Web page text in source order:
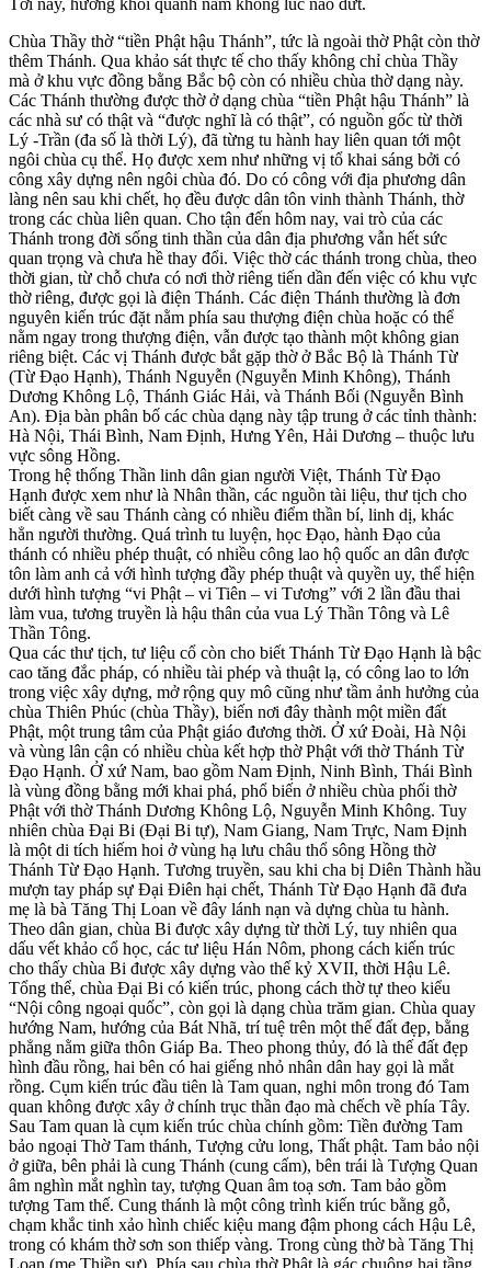
Chùa Thầy thờ “tiền Phật hậu Thánh”, tức là ngoài thờ Phật còn thờ
thêm Thánh. Qua khảo sát thực tế cho thấy không chỉ chùa Thầy
mà ở khu vực đồng bằng Bắc bộ còn có nhiều chùa thờ dạng này.
Các Thánh thường được thờ ở dạng chùa “tiền Phật hậu Thánh” là
các nhà sư có thật và “được nghĩ là có thật”, có nguồn gốc từ thời
Lý -Trần (đa số là thời Lý), đã từng tu hành hay liên quan tới một
ngôi chùa cụ thể. Họ được xem như những vị tổ khai sáng bởi có
công xây dựng nên ngôi chùa đó. Do có công với địa phương dân
làng nên sau khi chết, họ đều được dân tôn vinh thành Thánh, thờ
trong các chùa liên quan. Cho tận đến hôm nay, vai trò của các
Thánh trong đời sống tinh thần của dân địa phương vẫn hết sức
quan trọng và chưa hề thay đổi. Việc thờ các thánh trong chùa, theo
thời gian, từ chỗ chưa có nơi thờ riêng tiến dần đến việc có khu vực
thờ riêng, được gọi là điện Thánh. Các điện Thánh thường là đơn
nguyên kiến trúc đặt nằm phía sau thượng điện chùa hoặc có thể
nằm ngay trong thượng điện, vẫn được tạo thành một không gian
riêng biệt. Các vị Thánh được bắt gặp thờ ở Bắc Bộ là Thánh Từ
(Từ Đạo Hạnh), Thánh Nguyễn (Nguyễn Minh Không), Thánh
Dương Không Lộ, Thánh Giác Hải, và Thánh Bối (Nguyễn Bình
An). Địa bàn phân bố các chùa dạng này tập trung ở các tỉnh thành:
Hà Nội, Thái Bình, Nam Định, Hưng Yên, Hải Dương – thuộc lưu
vực sông Hồng.
Trong hệ thống Thần linh dân gian người Việt, Thánh Từ Đạo
Hạnh được xem như là Nhân thần, các nguồn tài liệu, thư tịch cho
biết càng về sau Thánh càng có nhiều điểm thần bí, linh dị, khác
hẳn người thường. Quá trình tu luyện, học Đạo, hành Đạo của
thánh có nhiều phép thuật, có nhiều công lao hộ quốc an dân được
tôn làm anh cả với hình tượng đầy phép thuật và quyền uy, thể hiện
dưới hình tượng “vi Phật – vi Tiên – vi Tương” với 2 lần đầu thai
làm vua, tương truyền là hậu thân của vua Lý Thần Tông và Lê
Thần Tông.
Qua các thư tịch, tư liệu cổ còn cho biết Thánh Từ Đạo Hạnh là bậc
cao tăng đắc pháp, có nhiều tài phép và thuật lạ, có công lao to lớn
trong việc xây dựng, mở rộng quy mô cũng như tầm ảnh hưởng của
chùa Thiên Phúc (chùa Thầy), biến nơi đây thành một miền đất
Phật, một trung tâm của Phật giáo đương thời. Ở xứ Đoài, Hà Nội
và vùng lân cận có nhiều chùa kết hợp thờ Phật với thờ Thánh Từ
Đạo Hạnh. Ở xứ Nam, bao gồm Nam Định, Ninh Bình, Thái Bình
là vùng đồng bằng mới khai phá, phổ biến ở nhiều chùa phối thờ
Phật với thờ Thánh Dương Không Lộ, Nguyễn Minh Không. Tuy
nhiên chùa Đại Bi (Đại Bi tự), Nam Giang, Nam Trực, Nam Định
là một di tích hiếm hoi ở vùng hạ lưu châu thổ sông Hồng thờ
Thánh Từ Đạo Hạnh. Tương truyền, sau khi cha bị Diên Thành hầu
mượn tay pháp sự Đại Điên hại chết, Thánh Từ Đạo Hạnh đã đưa
mẹ là bà Tăng Thị Loan về đây lánh nạn và dựng chùa tu hành.
Theo dân gian, chùa Bi được xây dựng từ thời Lý, tuy nhiên qua
dấu vết khảo cổ học, các tư liệu Hán Nôm, phong cách kiến trúc
cho thấy chùa Bi được xây dựng vào thế kỷ XVII, thời Hậu Lê.
Tổng thể, chùa Đại Bi có kiến trúc, phong cách thờ tự theo kiểu
“Nội công ngoại quốc”, còn gọi là dạng chùa trăm gian. Chùa quay
hướng Nam, hướng của Bát Nhã, trí tuệ trên một thế đất đẹp, bằng
phẳng nằm giữa thôn Giáp Ba. Theo phong thủy, đó là thế đất đẹp
hình đầu rồng, hai bên có hai giếng nhỏ nhân dân hay gọi là mắt
rồng. Cụm kiến trúc đầu tiên là Tam quan, nghi môn trong đó Tam
quan không được xây ở chính trục thần đạo mà chếch về phía Tây.
Sau Tam quan là cụm kiến trúc chùa chính gồm: Tiền đường Tam
bảo ngoại Thờ Tam thánh, Tượng cửu long, Thất phật. Tam bảo nội
ở giữa, bên phải là cung Thánh (cung cấm), bên trái là Tượng Quan
âm nghìn mắt nghìn tay, tượng Quan âm toạ sơn. Tam bảo gồm
tượng Tam thế. Cung thánh là một công trình kiến trúc bằng gỗ,
chạm khắc tinh xảo hình chiếc kiệu mang đậm phong cách Hậu Lê,
trong có khám thờ sơn son thiếp vàng. Trong cùng thờ bà Tăng Thị
Loan (mẹ Thiền sư). Phía sau chùa thờ Phật là gác chuông hai tầng